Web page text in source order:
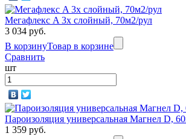
Мегафлекс A 3х слойный, 70м2/рул
3 034 руб.
В корзинуТовар в корзине
Сравнить
шт
Пароизоляция универсальная Магнел D,
1 359 руб.